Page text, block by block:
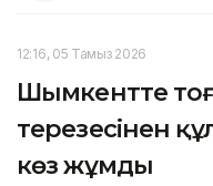
12:16, 05 Тамыз 2026
Шымкентте
терезесінен
көз жұмды